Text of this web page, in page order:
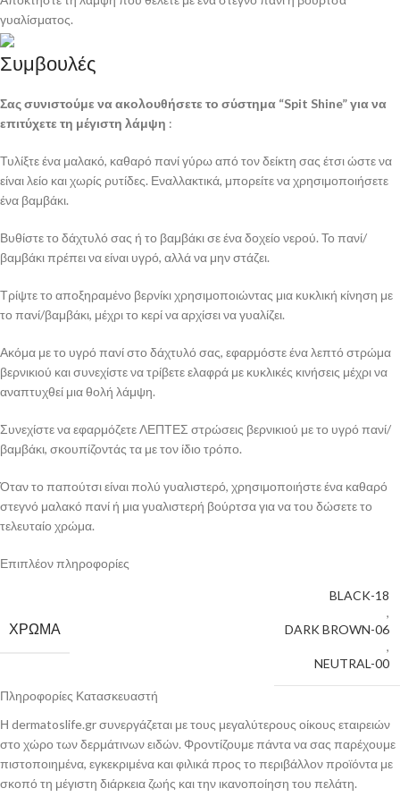
γυαλίσματος.
Συμβουλές
Σας συνιστούμε να ακολουθήσετε το σύστημα “Spit Shine” για να
επιτύχετε τη μέγιστη λάμψη :
Τυλίξτε ένα μαλακό, καθαρό πανί γύρω από τον δείκτη σας έτσι ώστε να
είναι λείο και χωρίς ρυτίδες. Εναλλακτικά, μπορείτε να χρησιμοποιήσετε
ένα βαμβάκι.
Βυθίστε το δάχτυλό σας ή το βαμβάκι σε ένα δοχείο νερού. Το πανί/
βαμβάκι πρέπει να είναι υγρό, αλλά να μην στάζει.
Τρίψτε το αποξηραμένο βερνίκι χρησιμοποιώντας μια κυκλική κίνηση με
το πανί/βαμβάκι, μέχρι το κερί να αρχίσει να γυαλίζει.
Ακόμα με το υγρό πανί στο δάχτυλό σας, εφαρμόστε ένα λεπτό στρώμα
βερνικιού και συνεχίστε να τρίβετε ελαφρά με κυκλικές κινήσεις μέχρι να
αναπτυχθεί μια θολή λάμψη.
Συνεχίστε να εφαρμόζετε ΛΕΠΤΕΣ στρώσεις βερνικιού με το υγρό πανί/
βαμβάκι, σκουπίζοντάς τα με τον ίδιο τρόπο.
Όταν το παπούτσι είναι πολύ γυαλιστερό, χρησιμοποιήστε ένα καθαρό
στεγνό μαλακό πανί ή μια γυαλιστερή βούρτσα για να του δώσετε το
τελευταίο χρώμα.
Επιπλέον πληροφορίες
ΧΡΏΜΑ
BLACK-18
,
DARK BROWN-06
,
NEUTRAL-00
Πληροφορίες Κατασκευαστή
Η dermatoslife.gr συνεργάζεται με τους μεγαλύτερους οίκους εταιρειών
στο χώρο των δερμάτινων ειδών. Φροντίζουμε πάντα να σας παρέχουμε
πιστοποιημένα, εγκεκριμένα και φιλικά προς το περιβάλλον προϊόντα με
σκοπό τη μέγιστη διάρκεια ζωής και την ικανοποίηση του πελάτη.